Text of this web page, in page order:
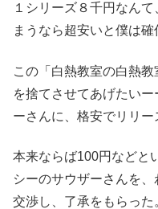
１シリーズ８千円なん
まうなら超安いと僕は確
この「白熱教室の白熱
を捨てさせてあげたい
ーさんに、格安でリリー
本来ならば100円などと
シーのサウザーさんを
交渉し、了承をもらっ